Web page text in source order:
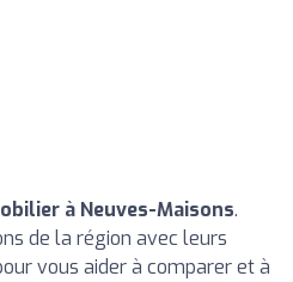
à Neuves-Maisons.
de la région avec leurs
vous aider à comparer et à